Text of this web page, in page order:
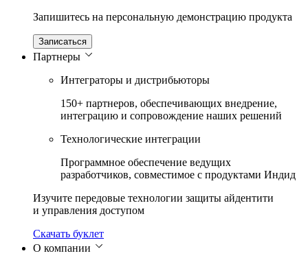
Запишитесь на персональную демонстрацию продукта
Записаться
Партнеры
Интеграторы и дистрибьюторы
150+ партнеров, обеспечивающих внедрение,
интеграцию и сопровождение наших решений
Технологические интеграции
Программное обеспечение ведущих
разработчиков, совместимое с продуктами Индид
Изучите передовые технологии защиты айдентити
и управления доступом
Скачать буклет
О компании